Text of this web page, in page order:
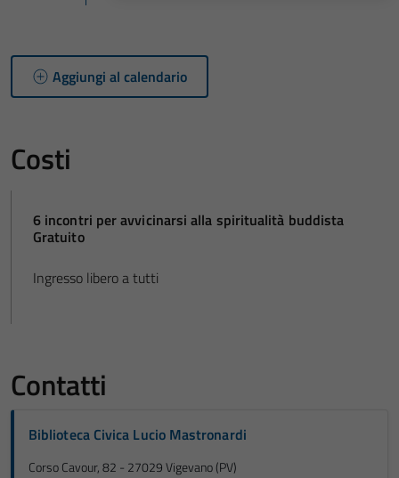
Aggiungi al calendario
Costi
6 incontri per avvicinarsi alla spiritualità buddista
Gratuito
Ingresso libero a tutti
Contatti
Biblioteca Civica Lucio Mastronardi
Corso Cavour, 82 - 27029 Vigevano (PV)